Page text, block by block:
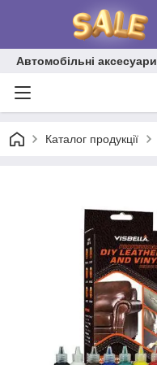
Автомобільні аксесуари
Каталог продукції